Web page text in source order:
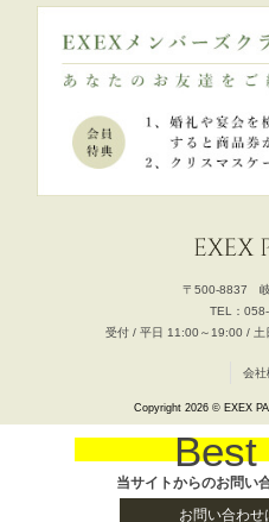
Best
当サイトからのお問い
お問い合わせ
〒500-8837 岐
TEL：
受付 / 平日 11:00～19:00 /
会社
Copyright 2026 © EXEX